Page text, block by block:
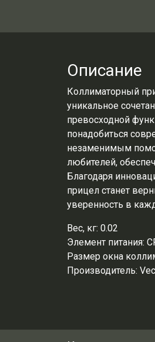
Описание
Коллиматорный
уникальное
превосходной
понадобиться
незаменимым
любителей,
Благодаря
прицел станет
уверенность в
Вес, кг: 0.02
Элемент питания:
Размер окна
Производитель: